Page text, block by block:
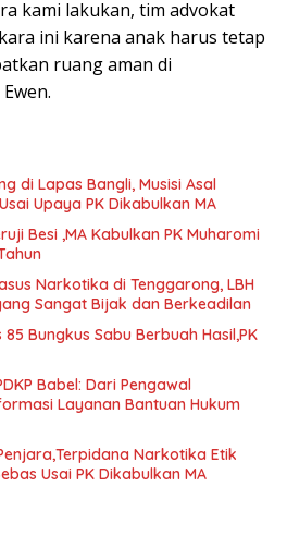
kami lakukan, tim advokat
ini karena anak harus tetap
ruang aman di
di Lapas Bangli, Musisi Asal
Upaya PK Dikabulkan MA
Besi ,MA Kabulkan PK Muharomi
Narkotika di Tenggarong, LBH
Sangat Bijak dan Berkeadilan
Bungkus Sabu Berbuah Hasil,PK
Babel: Dari Pengawal
Layanan Bantuan Hukum
Narkotika Etik
Usai PK Dikabulkan MA